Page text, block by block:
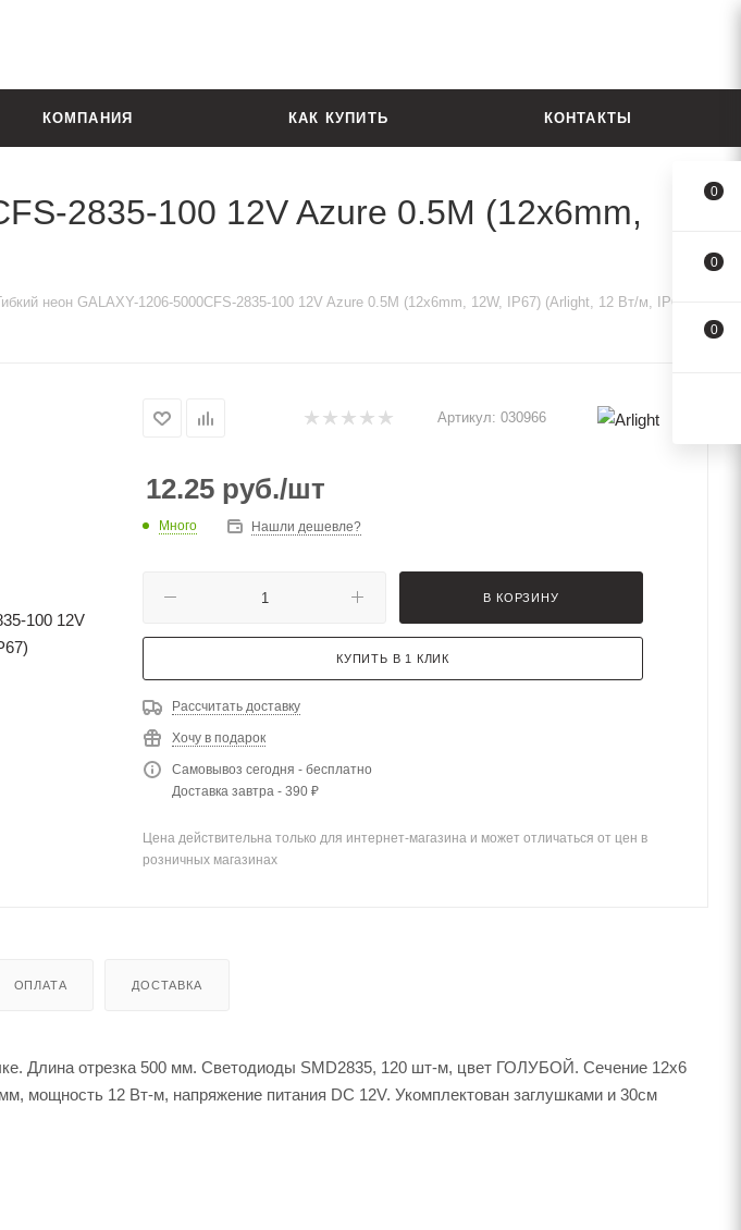
КОМПАНИЯ КАК КУПИТЬ КОНТАКТЫ
2835-100 12V Azure 0.5M (12x6mm,
неон GALAXY-1206-5000CFS-2835-100 12V Azure 0.5M (12x6mm, 12W, IP67) (Arlight, 12 Вт/м, IP67)
Артикул: 030966
12.25 руб./шт
Много Нашли дешевле?
В КОРЗИНУ
КУПИТЬ В 1 КЛИК
Рассчитать доставку
Хочу в подарок
Самовывоз сегодня - бесплатно
Доставка завтра - 390 ₽
Цена действительна только для интернет-магазина и может отличаться от цен в
розничных магазинах
ОПЛАТА ДОСТАВКА
Длина отрезка 500 мм. Светодиоды SMD2835, 120 шт-м, цвет ГОЛУБОЙ. Сечение 12х6
мощность 12 Вт-м, напряжение питания DC 12V. Укомплектован заглушками и 30см
0
0
0